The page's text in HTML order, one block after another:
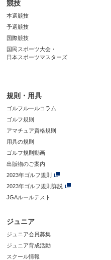
競技
本選競技
予選競技
国際競技
国民スポーツ大会・
日本スポーツマスターズ
規則・用具
ゴルフルールコラム
ゴルフ規則
アマチュア資格規則
用具の規則
ゴルフ規則動画
出版物のご案内
2023年ゴルフ規則
2023年ゴルフ規則詳説
JGAルールテスト
ジュニア
ジュニア会員募集
ジュニア育成活動
スクール情報